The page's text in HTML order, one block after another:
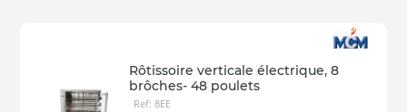
Rôtissoire verticale électrique, 8
brôches- 48 poulets
Ref: 8EE